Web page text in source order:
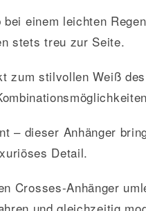
einem leichten
stets treu zur Seite.
zum stilvollen Weiß
– dieser Anhänger
Detail.
Crosses-Anhänger